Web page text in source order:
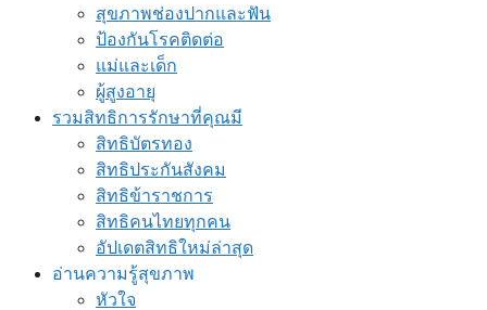
สุขภาพช่องปากและฟัน
ป้องกันโรคติดต่อ
แม่และเด็ก
ผู้สูงอายุ
รวมสิทธิการรักษาที่คุณมี
สิทธิบัตรทอง
สิทธิประกันสังคม
สิทธิข้าราชการ
สิทธิคนไทยทุกคน
อัปเดตสิทธิใหม่ล่าสุด
อ่านความรู้สุขภาพ
หัวใจ